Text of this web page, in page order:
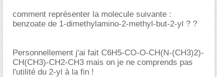
comment représenter la molecule suivante :
benzoate de 1-dimethylamino-2-methyl-but-2-yl ? ?
Personnellement j'ai fait C6H5-CO-O-CH(N-(CH3)2)-
CH(CH3)-CH2-CH3 mais on je ne comprends pas
l'utilité du 2-yl à la fin !